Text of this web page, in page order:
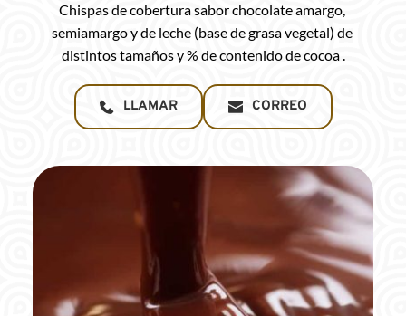
Chispas de cobertura sabor chocolate amargo,
semiamargo y de leche (base de grasa vegetal) de
distintos tamaños y % de contenido de cocoa .
LLAMAR CORREO